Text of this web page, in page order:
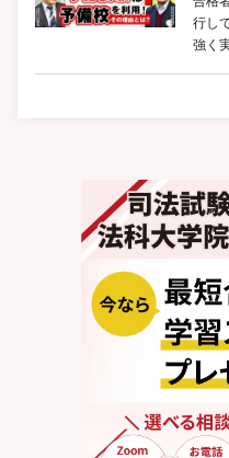
行し
強く